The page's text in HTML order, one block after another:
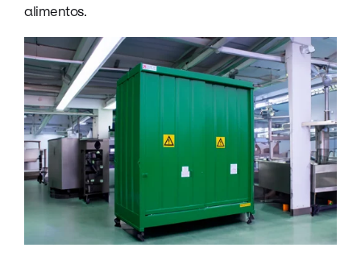
alimentos.